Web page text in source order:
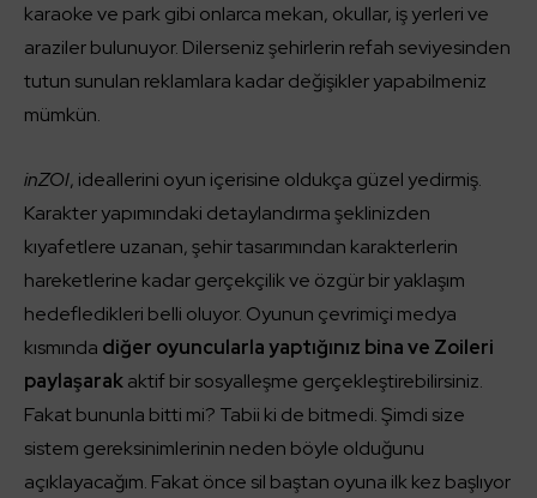
karaoke ve park gibi onlarca mekan, okullar, iş yerleri ve
araziler bulunuyor. Dilerseniz şehirlerin refah seviyesinden
tutun sunulan reklamlara kadar değişikler yapabilmeniz
mümkün.
inZOI, ideallerini oyun içerisine oldukça güzel yedirmiş.
Karakter yapımındaki detaylandırma şeklinizden
kıyafetlere uzanan, şehir tasarımından karakterlerin
hareketlerine kadar gerçekçilik ve özgür bir yaklaşım
hedefledikleri belli oluyor. Oyunun çevrimiçi medya
kısmında diğer oyuncularla yaptığınız bina ve Zoileri
paylaşarakaktif bir sosyalleşme gerçekleştirebilirsiniz.
Fakat bununla bitti mi? Tabii ki de bitmedi. Şimdi size
sistem gereksinimlerinin neden böyle olduğunu
açıklayacağım. Fakat önce sil baştan oyuna ilk kez başlıyor